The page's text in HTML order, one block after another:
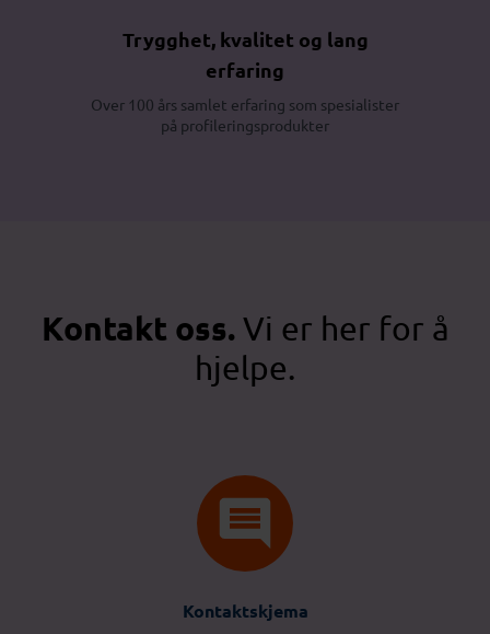
Trygghet, kvalitet og lang
erfaring
Over 100 års samlet erfaring som spesialister
på profileringsprodukter
Kontakt oss.Vi er her for å
hjelpe.
Kontaktskjema